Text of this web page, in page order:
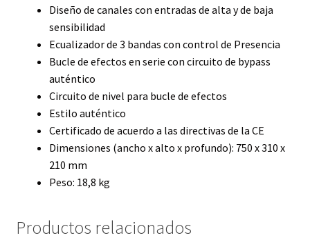
Diseño de canales con entradas de alta y de baja
sensibilidad
Ecualizador de 3 bandas con control de Presencia
Bucle de efectos en serie con circuito de bypass
auténtico
Circuito de nivel para bucle de efectos
Estilo auténtico
Certificado de acuerdo a las directivas de la CE
Dimensiones (ancho x alto x profundo): 750 x 310 x
210 mm
Peso: 18,8 kg
Productos relacionados